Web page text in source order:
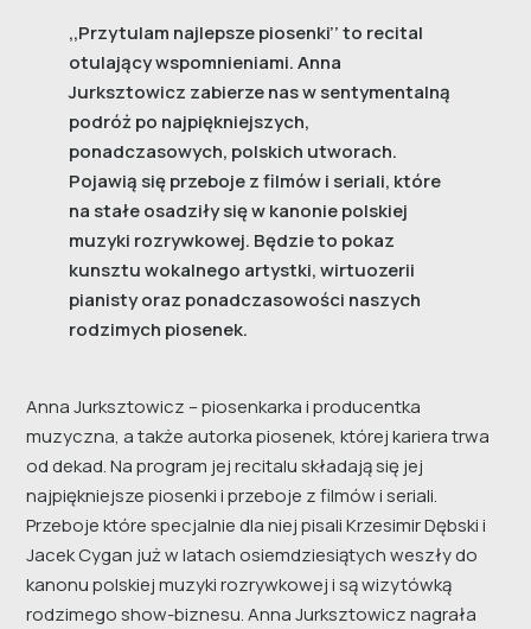
,,Przytulam najlepsze piosenki’’ to recital
otulający wspomnieniami. Anna
Jurksztowicz zabierze nas w sentymentalną
podróż po najpiękniejszych,
ponadczasowych, polskich utworach.
Pojawią się przeboje z filmów i seriali, które
na stałe osadziły się w kanonie polskiej
muzyki rozrywkowej. Będzie to pokaz
kunsztu wokalnego artystki, wirtuozerii
pianisty oraz ponadczasowości naszych
rodzimych piosenek.
Anna Jurksztowicz – piosenkarka i producentka
muzyczna, a także autorka piosenek, której kariera trwa
od dekad. Na program jej recitalu składają się jej
najpiękniejsze piosenki i przeboje z filmów i seriali.
Przeboje które specjalnie dla niej pisali Krzesimir Dębski i
Jacek Cygan już w latach osiemdziesiątych weszły do
kanonu polskiej muzyki rozrywkowej i są wizytówką
rodzimego show-biznesu. Anna Jurksztowicz nagrała